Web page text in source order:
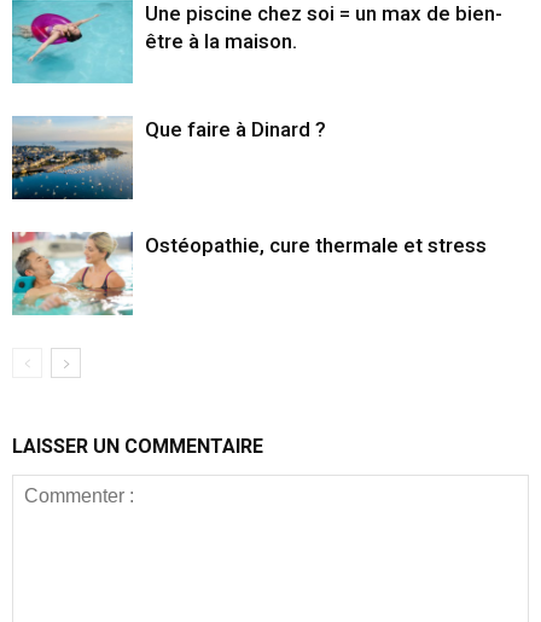
Une piscine chez soi = un max de bien-
être à la maison.
Que faire à Dinard ?
Ostéopathie, cure thermale et stress
LAISSER UN COMMENTAIRE